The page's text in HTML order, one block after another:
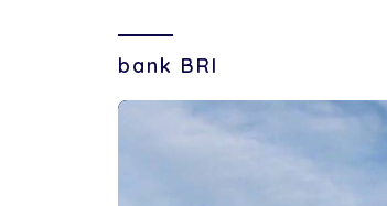
bank BRI